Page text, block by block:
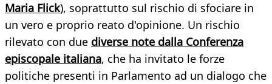
Maria Flick), soprattutto sul rischio di sfociare in
un vero e proprio reato d'opinione. Un rischio
rilevato con due diverse note dalla Conferenza
episcopale italiana, che ha invitato le forze
politiche presenti in Parlamento ad un dialogo che